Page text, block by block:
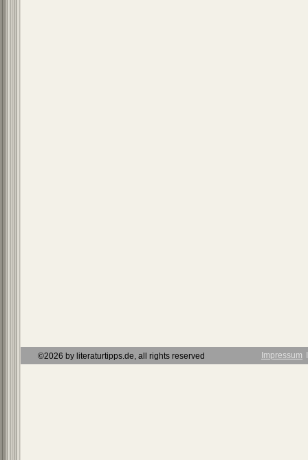
©2026 by literaturtipps.de, all rights reserved Impressum